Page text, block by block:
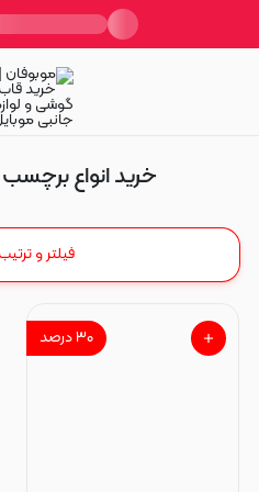
خرید انواع
فیلتر و
۳۰درصد